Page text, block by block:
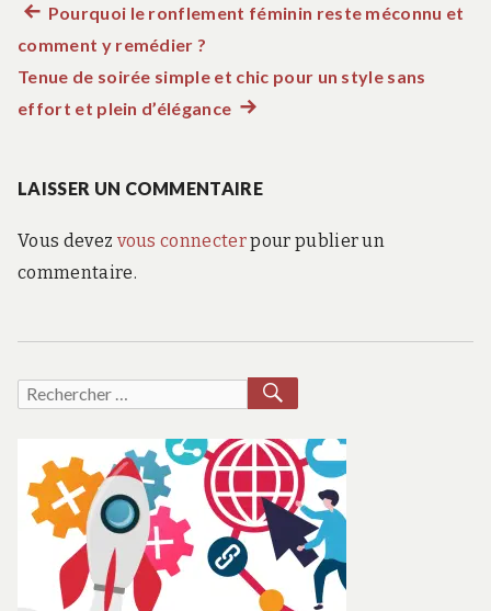
Navigation
de
Article
précédent :
Pourquoi le ronflement féminin reste méconnu et
comment y remédier ?
Tenue de soirée simple et chic pour un style sans
effort et plein d’éléganceArticle
LAISSER UN COMMENTAIRE
Vous devez vous connecterpour publier un
commentaire.
Recherche